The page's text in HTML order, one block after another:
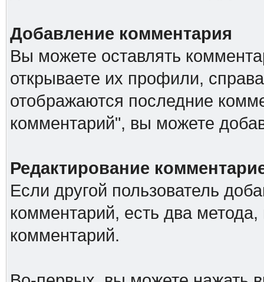
Добавление комментария
Вы можете оставлять
открываете их профили,
отображаются последние
комментарий", вы можете
Редактирование
Если другой пользователь
комментарий, есть два
комментарий.